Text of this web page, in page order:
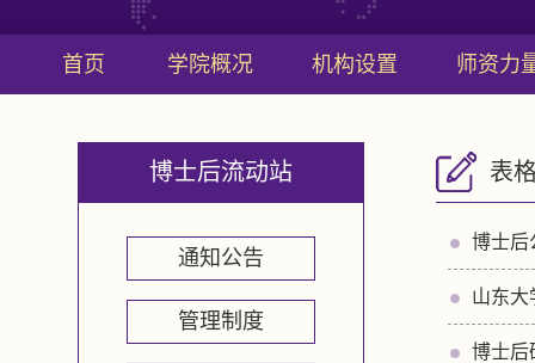
首页 学院概况 机构设置 师资力
博士后流动站
通知公告
管理制度
表
博士后
山东大
博士后